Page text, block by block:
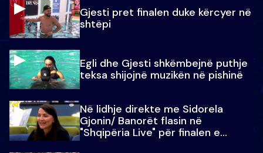
Gjesti pret finalen duke kërcyer në
shtëpi
Egli dhe Gjesti shkëmbejnë puthje
teksa shijojnë muzikën në pishinë
Në lidhje direkte me Sidorela
Gjonin/ Banorët flasin në
"Shqipëria Live" për finalen e